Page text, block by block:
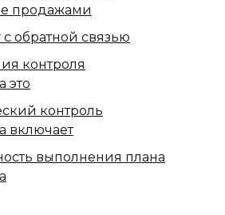
продажами
обратной связью
контроля
это
контроль
включает
выполнения плана